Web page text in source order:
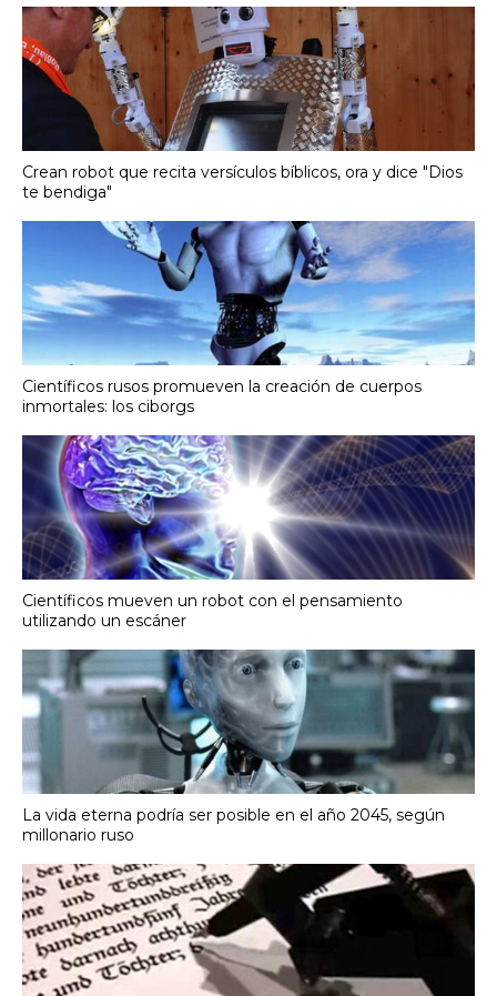
Crean robot que recita versículos bíblicos, ora y dice "Dios
te bendiga"
Científicos rusos promueven la creación de cuerpos
inmortales: los ciborgs
Científicos mueven un robot con el pensamiento
utilizando un escáner
La vida eterna podría ser posible en el año 2045, según
millonario ruso